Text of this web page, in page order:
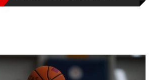
Basketball League 1:
Γυναικών